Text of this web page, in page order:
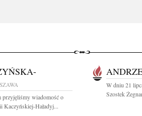
przyjęliśmy wiadomość o
Kaczyńskiej-Haładyj...
W dniu 21
Szostek